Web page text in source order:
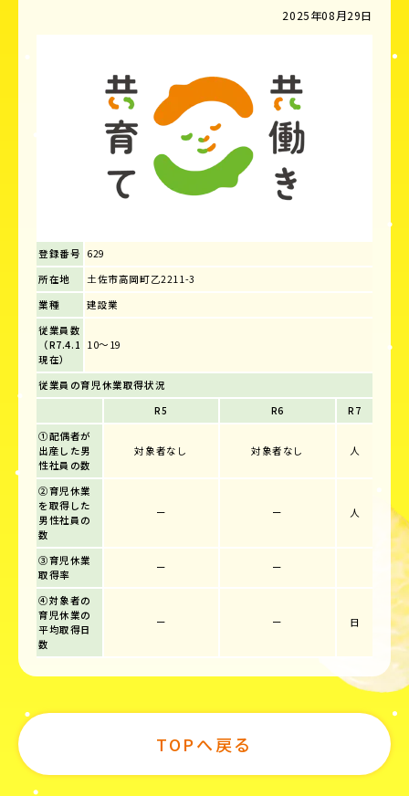
2025年08月29日
登録番号 629
所在地
土佐市高岡町乙2211-3
業種
建設業
従業員数
（R7.4.1
現在）
10～19
従業員の育児休業取得状況
R5
R6
R7
①配偶者が
出産した男
性社員の数
対象者なし 対象者なし 人
②育児休業
を取得した
男性社員の
数
ー ー 人
③育児休業
取得率
ー ー
④対象者の
育児休業の
平均取得日
数
ー ー 日
TOPへ戻る